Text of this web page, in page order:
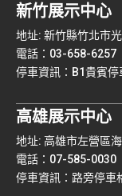
新竹展示中心
地址: 新竹縣竹北市
電話：03-658-6257
停車資訊：B1貴賓停
高雄展示中心
地址: 高雄市左營區
電話：07-585-0030
停車資訊：路旁停車